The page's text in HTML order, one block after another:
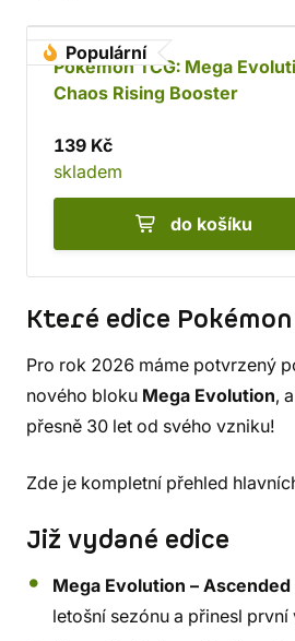
Populární
Pokémon TCG: Mega
Chaos Rising Booster
139 Kč
skladem
do košíku
Které edice
Pro rok 2026 máme potvrzený
nového bloku Mega Evolution,
přesně 30 let od svého vzniku!
Zde je kompletní přehled
Již vydané edice
Mega Evolution –
letošní sezónu a přinesl